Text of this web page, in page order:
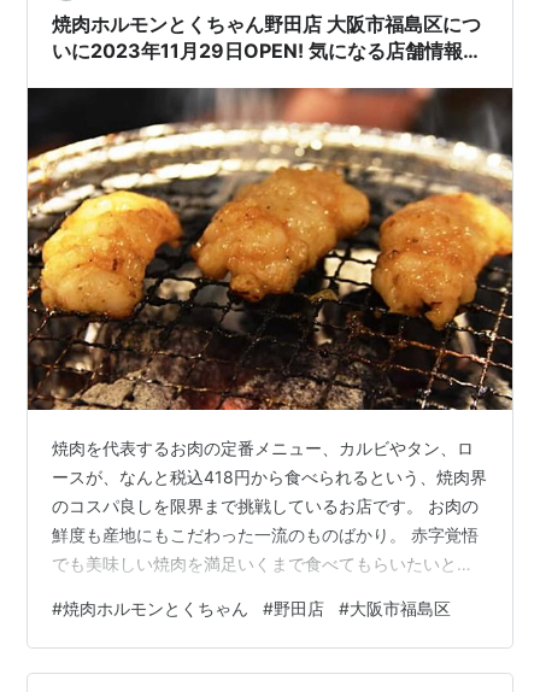
についに2023年12月OPEN!お店の基本情報 店舗名 麺処
陽向 オープン日 202…
焼肉ホルモンとくちゃん野田店 大阪市福島区につ
いに2023年11月29日OPEN! 気になる店舗情報や
焼肉を代表するお肉の定番メニュー、カルビやタン、ロ
ースが、なんと税込418円から食べられるという、焼肉界
のコスパ良しを限界まで挑戦しているお店です。 お肉の
鮮度も産地にもこだわった一流のものばかり。 赤字覚悟
でも美味しい焼肉を満足いくまで食べてもらいたいとい
う嬉しい気遣い。 グループや家族など大多数で気軽に焼
肉を楽しめるお店です。 こだわりのニンニクダレをたっ
ぷり浸して、焼肉とサイドメニューのご飯と供に味わっ
#焼肉ホルモンとくちゃん #野田店 #大阪市福島区